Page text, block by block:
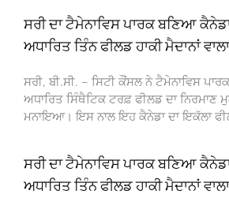
ਸਰੀ ਦਾ ਟੈਮੇਨਾਵਿਸ ਪਾਰਕ ਬਣਿਆ
ਅਧਾਰਿਤ ਤਿੰਨ ਫੀਲਡ ਹਾਕੀ ਮੈਦਾਨਾਂ
ਸਰੀ, ਬੀ.ਸੀ. – ਸਿਟੀ ਕੌਂਸਲ ਨੇ ਟੈਮੇਨਾਵਿਸ
ਅਧਾਰਿਤ ਸਿੰਥੈਟਿਕ ਟਰਫ਼ ਫੀਲਡ ਦਾ ਨਿਰਮਾਣ
ਮਨਾਇਆ। ਇਸ ਨਾਲ ਇਹ ਕੈਨੇਡਾ ਦਾ ਇਕੱਲਾ
ਸਰੀ ਦਾ ਟੈਮੇਨਾਵਿਸ ਪਾਰਕ ਬਣਿਆ
ਅਧਾਰਿਤ ਤਿੰਨ ਫੀਲਡ ਹਾਕੀ ਮੈਦਾਨਾਂ